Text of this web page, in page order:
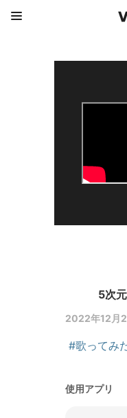
5次
2022年12月
#歌ってみ
使用アプリ